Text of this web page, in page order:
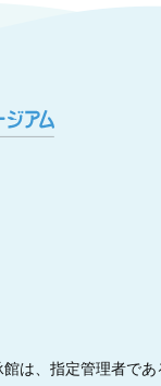
は、指定管理者で